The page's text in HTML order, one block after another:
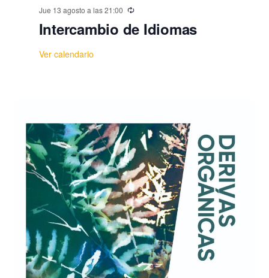
Jue 13 agosto a las 21:00
Intercambio de Idiomas
Ver calendario